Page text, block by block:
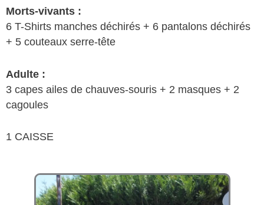
Morts-vivants :
6 T-Shirts manches déchirés + 6 pantalons déchirés
+ 5 couteaux serre-tête
Adulte :
3 capes ailes de chauves-souris + 2 masques + 2
cagoules
1 CAISSE